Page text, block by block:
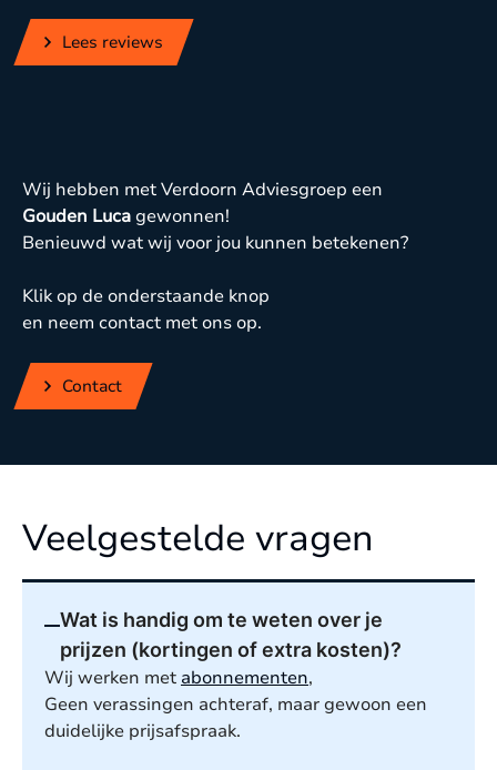
Lees reviews
Wij hebben met Verdoorn Adviesgroep een
Gouden Lucagewonnen!
Benieuwd wat wij voor jou kunnen betekenen?
Klik op de onderstaande knop
en neem contact met ons op.
Contact
Veelgestelde vragen
Wat is handig om te weten over je
prijzen (kortingen of extra kosten)?
Wij werken met abonnementen,
Geen verassingen achteraf, maar gewoon een
duidelijke prijsafspraak.